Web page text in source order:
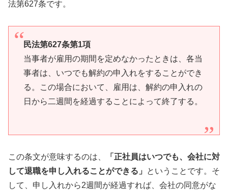
法第627条です。
民法第627条第1項
当事者が雇用の期間を定めなかったときは、各当
事者は、いつでも解約の申入れをすることができ
る。この場合において、雇用は、解約の申入れの
日から二週間を経過することによって終了する。
この条文が意味するのは、
「正社員はいつでも、会社に対
して退職を申し入れることができる」
ということです。そ
して、申し入れから2週間が経過すれば、会社の同意がな